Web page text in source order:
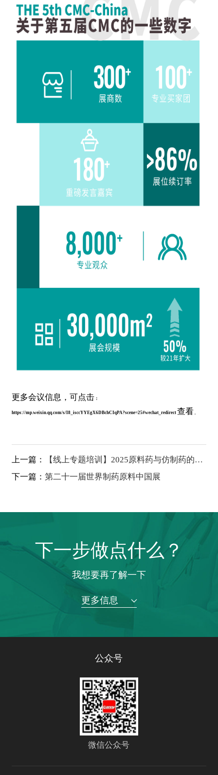
更多会议信息， 可点击：
https://mp.weixin.qq.com/s/I8_isccYYEgX6DBchCIqPA?scene=25#wechat_redirect 查看
上一篇：
【线上专题培训】2025原料药与仿制药的欧
美注册申请及注册现场核查、审计要点专题
下一篇： 第二十一届世界制药原料中国展
下一步做点什么？
我想要再了解一下
更多信息
公众号
微信公众号